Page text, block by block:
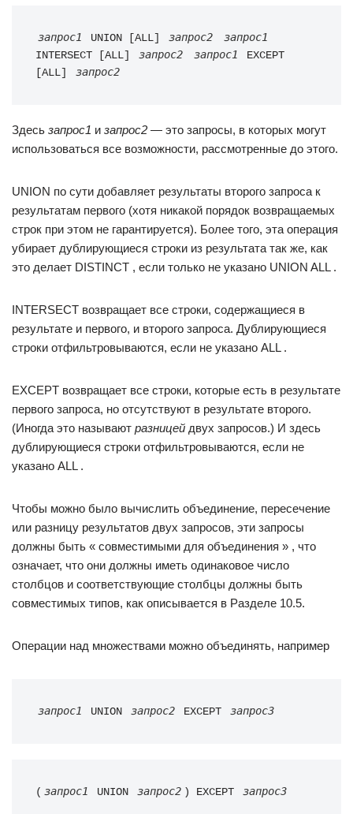
запрос1 UNION [ ALL запрос2 запрос1
INTERSECT [ ALL запрос2 запрос1
EXCEPT
ALL запрос2
Здесь запрос1 и запрос2 — это запросы, в которых могут
использоваться все возможности, рассмотренные до этого.
UNION по сути добавляет результаты второго запроса к
результатам первого (хотя никакой порядок возвращаемых
строк при этом не гарантируется). Более того, эта операция
убирает дублирующиеся строки из результата так же, как
это делает DISTINCT , если только не указано UNION ALL .
INTERSECT возвращает все строки, содержащиеся в
результате и первого, и второго запроса. Дублирующиеся
строки отфильтровываются, если не указано ALL .
EXCEPT возвращает все строки, которые есть в результате
первого запроса, но отсутствуют в результате второго.
(Иногда это называют разницей двух запросов.) И здесь
дублирующиеся строки отфильтровываются, если не
указано ALL .
Чтобы можно было вычислить объединение, пересечение
или разницу результатов двух запросов, эти запросы
должны быть « совместимыми для объединения » , что
означает, что они должны иметь одинаковое число
столбцов и соответствующие столбцы должны быть
совместимых типов, как описывается в Разделе 10.5.
Операции над множествами можно объединять, например
запрос1 UNION запрос2 EXCEPT запрос3
( запрос1 UNION запрос2 ) EXCEPT запрос3